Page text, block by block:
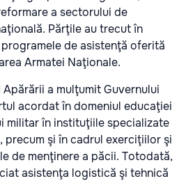
a sectorului de
Părţile au trecut în
de asistenţă oferită
Armatei Naţionale.
a mulţumit Guvernului
acordat în domeniul educaţiei
militar în instituţiile specializate
precum şi în cadrul exerciţiilor şi
de menţinere a păcii. Totodată,
asistenţa logistică şi tehnică